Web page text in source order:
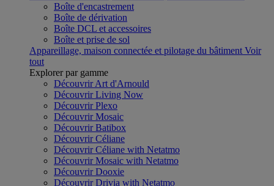
Boîte d'encastrement
Boîte de dérivation
Boîte DCL et accessoires
Boîte et prise de sol
Appareillage, maison connectée et pilotage du bâtiment Voir
tout
Explorer par gamme
Découvrir Art d'Arnould
Découvrir Living Now
Découvrir Plexo
Découvrir Mosaic
Découvrir Batibox
Découvrir Céliane
Découvrir Céliane with Netatmo
Découvrir Mosaic with Netatmo
Découvrir Dooxie
Découvrir Drivia with Netatmo